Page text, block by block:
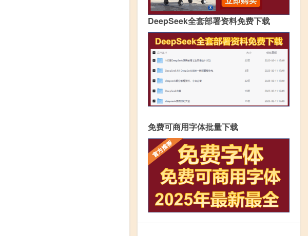
DeepSeek全套部署资料免费下载
免费可商用字体批量下载